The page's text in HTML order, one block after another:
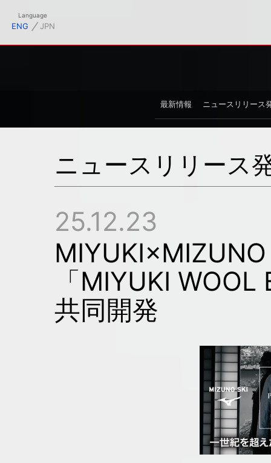
Language
ENG ⁄ JPN
ィシャルサイト
最新情報 ニュースリリース
ニュースリリース
25.12.23
「MIYUKI
共同開発